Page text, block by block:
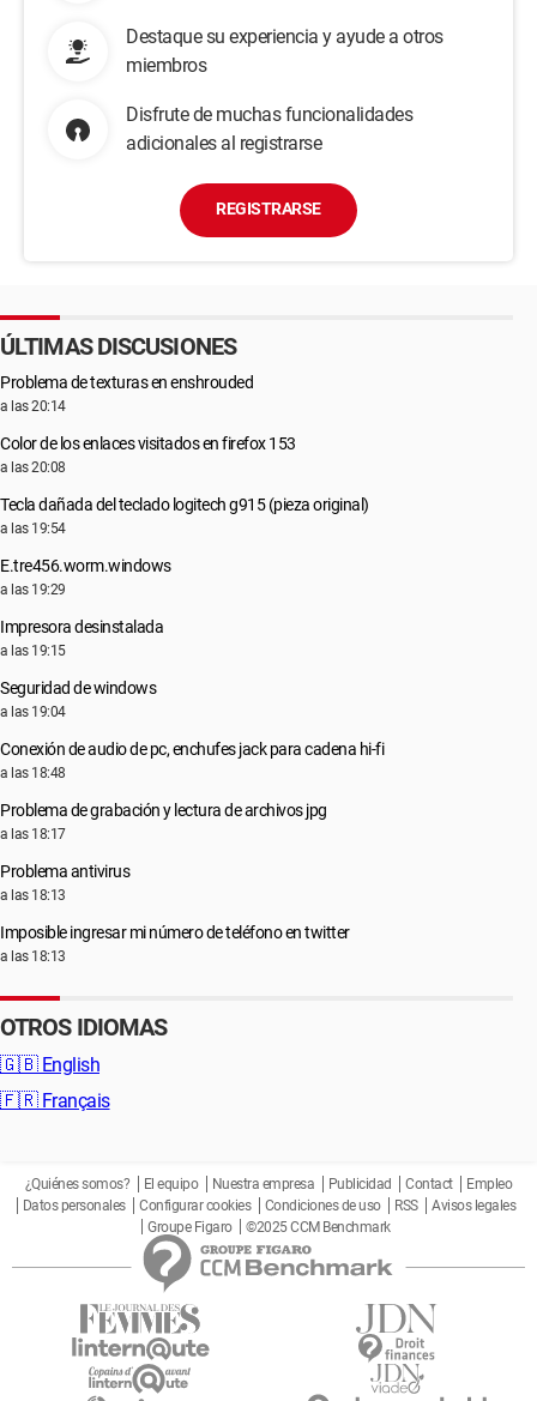
Destaque su experiencia y ayude a otros
miembros
Disfrute de muchas funcionalidades
adicionales al registrarse
REGISTRARSE
ÚLTIMAS DISCUSIONES
Problema de texturas en enshrouded
a las 20:14
Color de los enlaces visitados en firefox 153
a las 20:08
Tecla dañada del teclado logitech g915 (pieza original)
a las 19:54
E.tre456.worm.windows
a las 19:29
Impresora desinstalada
a las 19:15
Seguridad de windows
a las 19:04
Conexión de audio de pc, enchufes jack para cadena hi-fi
a las 18:48
Problema de grabación y lectura de archivos jpg
a las 18:17
Problema antivirus
a las 18:13
Imposible ingresar mi número de teléfono en twitter
a las 18:13
OTROS IDIOMAS
🇬🇧 English
🇫🇷 Français
¿Quiénes somos? El equipo Nuestra empresa Publicidad Contact
Empleo
Datos personales
Configurar cookies Condiciones de uso RSS
Avisos legales
Groupe Figaro
©2025 CCM Benchmark